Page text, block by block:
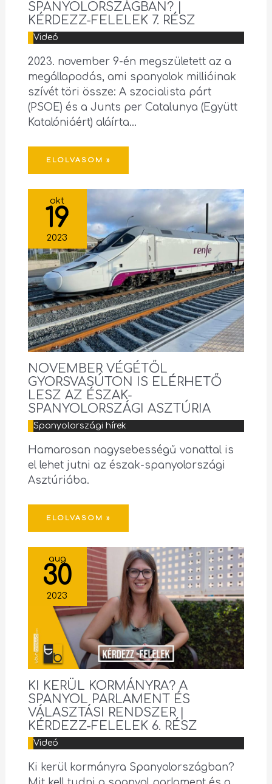
SPANYOLORSZÁGBAN? |
KÉRDEZZ-FELELEK 7. RÉSZ
Videó
2023. november 9-én megszületett az a
megállapodás, ami spanyolok millióinak
szívét töri össze: A szocialista párt
(PSOE) és a Junts per Catalunya (Együtt
Katalóniáért) aláírta…
ELOLVASOM »
okt
19
2023
NOVEMBER VÉGÉTŐL
GYORSVASÚTON IS ELÉRHETŐ
LESZ AZ ÉSZAK-
SPANYOLORSZÁGI ASZTÚRIA
Spanyolországi hírek
Hamarosan nagysebességű vonattal is
el lehet jutni az észak-spanyolországi
Asztúriába.
ELOLVASOM »
aug
30
2023
KI KERÜL KORMÁNYRA? A
SPANYOL PARLAMENT ÉS
VÁLASZTÁSI RENDSZER |
KÉRDEZZ-FELELEK 6. RÉSZ
Videó
Ki kerül kormányra Spanyolországban?